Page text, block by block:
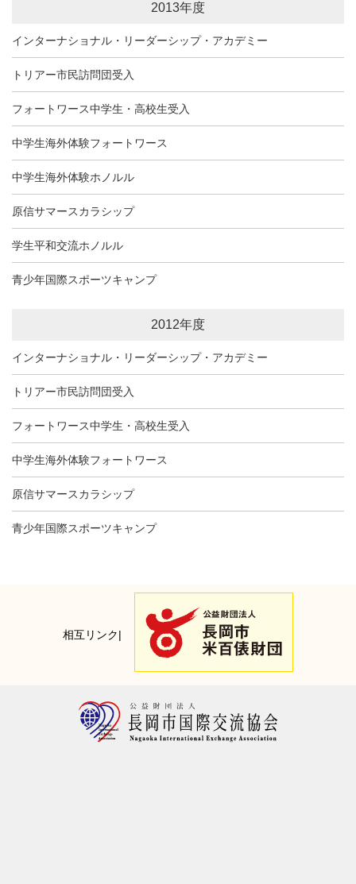
2013年度
インターナショナル・リーダーシップ・アカデミー
トリアー市民訪問団受入
フォートワース中学生・高校生受入
中学生海外体験フォートワース
中学生海外体験ホノルル
原信サマースカラシップ
学生平和交流ホノルル
青少年国際スポーツキャンプ
2012年度
インターナショナル・リーダーシップ・アカデミー
トリアー市民訪問団受入
フォートワース中学生・高校生受入
中学生海外体験フォートワース
原信サマースカラシップ
青少年国際スポーツキャンプ
相互リンク